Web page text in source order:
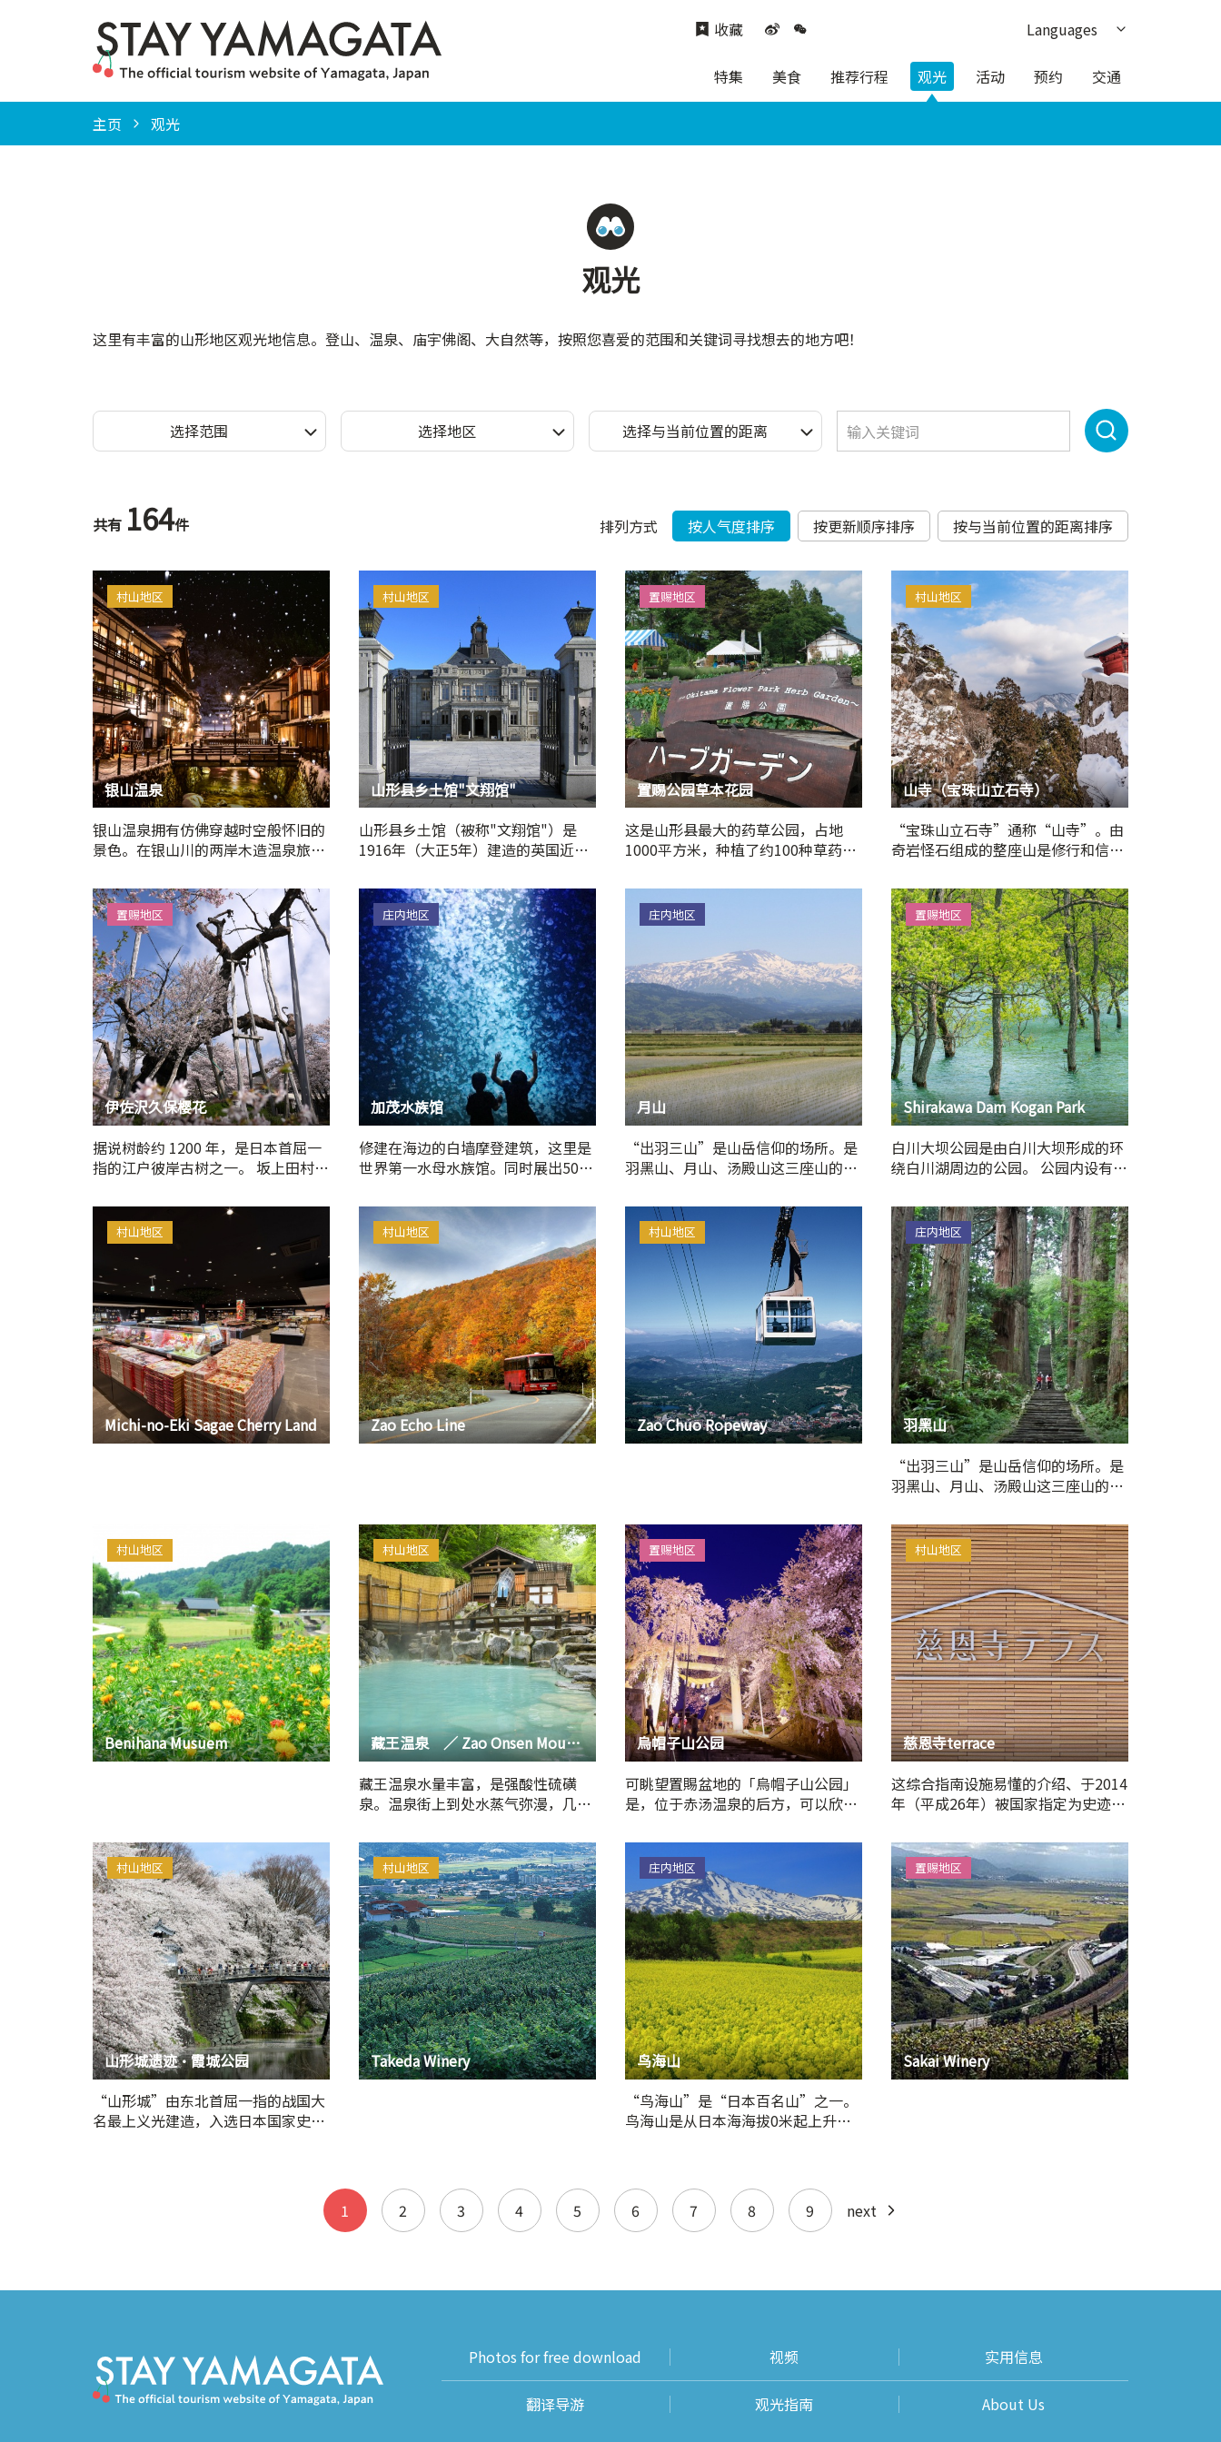
特集 美食 推荐行程 观光 活动 预约 交通
收藏
Languages
日本語
主页 观光
观光
这里有丰富的山形地区观光地信息。登山、温泉、庙宇佛阁、大自然等，按照您喜爱的范围和关键词寻找想去的地方吧！
选择范围 选择地区 选择与当前位置的距离
共有 164件 排列方式 按人气度排序 按更新顺序排序 按与当前位置的距离排序
银山温泉
村山地区
银山温泉拥有仿佛穿越时空般怀旧的
景色。在银山川的两岸木造温泉旅馆
山形县乡土馆"文翔馆"
村山地区
山形县乡土馆（被称"文翔馆"）是
1916年（大正5年）建造的英国近代
置赐公园草本花园
置赐地区
这是山形县最大的药草公园，占地
1000平方米，种植了约100种草药。
山寺（宝珠山立石寺）
村山地区
“宝珠山立石寺”通称“山寺”。由
奇岩怪石组成的整座山是修行和信仰
伊佐沢久保樱花
置赐地区
据说树龄约 1200 年，是日本首屈一
指的江户彼岸古树之一。 坂上田村麻
加茂水族馆
庄内地区
修建在海边的白墙摩登建筑，这里是
世界第一水母水族馆。同时展出50多
月山
庄内地区
“出羽三山”是山岳信仰的场所。是
羽黑山、月山、汤殿山这三座山的总
Shirakawa Dam Kogan Park
置赐地区
白川大坝公园是由白川大坝形成的环
绕白川湖周边的公园。 公园内设有汽
Michi-no-Eki Sagae Cherry Land
村山地区
Zao Echo Line
村山地区
Zao Chuo Ropeway
村山地区
羽黑山
庄内地区
“出羽三山”是山岳信仰的场所。是
羽黑山、月山、汤殿山这三座山的总
Benihana Musuem
村山地区
藏王温泉 ／ Zao Onsen Mountain & Snow Resort
村山地区
藏王温泉水量丰富，是强酸性硫磺
泉。温泉街上到处水蒸气弥漫，几十
烏帽子山公园
置赐地区
可眺望置賜盆地的「烏帽子山公园」
是，位于赤汤温泉的后方，可以欣赏
慈恩寺terrace
村山地区
这综合指南设施易懂的介绍、于2014
年（平成26年）被国家指定为史迹的
山形城遗迹・霞城公园
村山地区
“山形城”由东北首屈一指的战国大
名最上义光建造，入选日本国家史迹
Takeda Winery
村山地区
鸟海山
庄内地区
“鸟海山”是“日本百名山”之一。
鸟海山是从日本海海拔0米起上升到
Sakai Winery
置赐地区
1 2 3 4 5 6 7 8 9 next
Photos for free download 视频 实用信息
翻译导游 观光指南 About Us